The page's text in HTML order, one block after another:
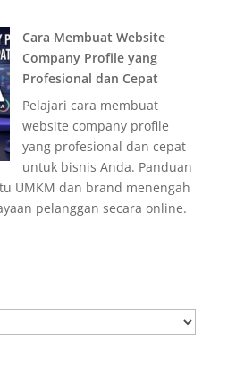
Cara Membuat Website
Company Profile yang
Profesional dan Cepat
Pelajari cara membuat
website company profile
yang profesional dan cepat
untuk bisnis Anda. Panduan
UMKM dan brand menengah
pelanggan secara online.